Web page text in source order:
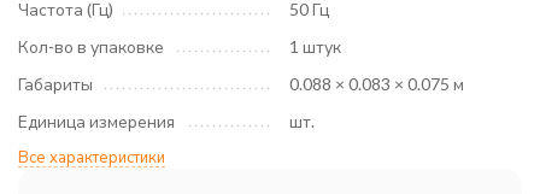
Частота (Гц)
50 Гц
Кол-во в упаковке
1 штук
Габариты
0.088 × 0.083 × 0.075 м
Единица измерения
шт.
Все характеристики